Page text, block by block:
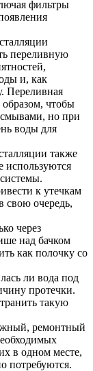
фильтры
переливную
и, как
Переливная
чтобы
смывами, но при
воды для
также
используются
к утечкам
свою очередь,
через
над бачком
как полочку со
ли вода под
протечки.
такую
ремонтный
в одном месте,
потребуются.